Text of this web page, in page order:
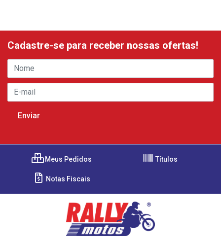
Cadastre-se para receber nossas ofertas!
Meus Pedidos Títulos
Notas Fiscais